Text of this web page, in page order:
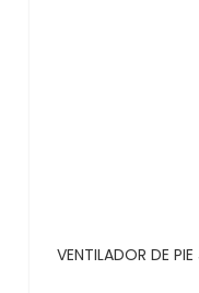
VENTILADOR DE